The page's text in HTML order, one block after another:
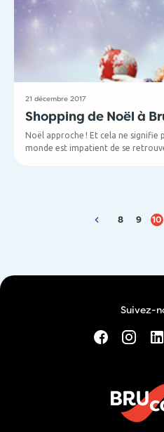
21 décembre 2017
Shopping de Noël à
Noël approche ! Et cela ne signifie
monde est impatient de se
8 9 10
Suivez-